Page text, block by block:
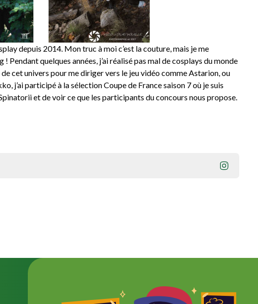
depuis 2014. Mon truc à moi c’est la couture, mais je me
quelques années, j’ai réalisé pas mal de cosplays du monde
cet univers pour me diriger vers le jeu vidéo comme Astarion, ou
j’ai participé à la sélection Coupe de France saison 7 où je suis
et de voir ce que les participants du concours nous propose.